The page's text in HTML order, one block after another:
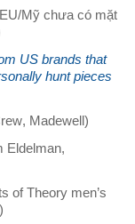
Mỹ chưa có mặt
US brands that
hunt pieces
Madewell)
Eldelman,
of Theory men’s